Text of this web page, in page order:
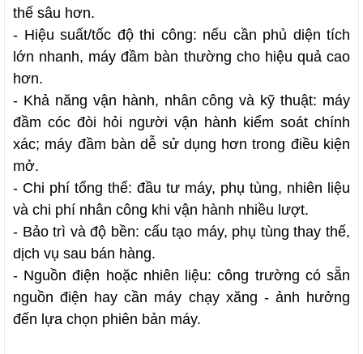
thế sâu hơn.
- Hiệu suất/tốc độ thi công: nếu cần phủ diện tích
lớn nhanh, máy đầm bàn thường cho hiệu quả cao
hơn.
- Khả năng vận hành, nhân công và kỹ thuật: máy
đầm cóc đòi hỏi người vận hành kiểm soát chính
xác; máy đầm bàn dễ sử dụng hơn trong điều kiện
mở.
- Chi phí tổng thể: đầu tư máy, phụ tùng, nhiên liệu
và chi phí nhân công khi vận hành nhiều lượt.
- Bảo trì và độ bền: cấu tạo máy, phụ tùng thay thế,
dịch vụ sau bán hàng.
- Nguồn điện hoặc nhiên liệu: công trường có sẵn
nguồn điện hay cần máy chạy xăng - ảnh hưởng
đến lựa chọn phiên bản máy.